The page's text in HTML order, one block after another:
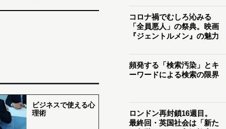
ビジネスで使える心
理術
コロナ禍でむしろ沁みる
「全員悪人」の祭典。映画
『ジェントルメン』の魅力
頻発する「検索汚染」とキ
ーワードによる検索の限界
ロンドン再封鎖16週目。
最終回・英国社会は「新た